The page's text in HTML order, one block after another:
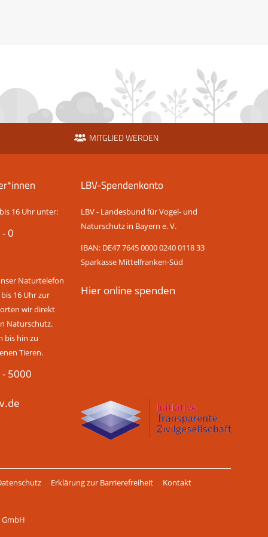
MITGLIED WERDEN
16 Uhr unter:
0
Naturtelefon
16 Uhr zur
wir direkt
Naturschutz.
bis hin zu
Tieren.
5000
LBV-Spendenkonto
LBV - Landesbund für Vogel- und
Naturschutz in Bayern e. V.
IBAN: DE47 7645 0000 0240 0118 33
Sparkasse Mittelfranken-Süd
Hier online spenden
Erklärung zur Barrierefreiheit Kontakt